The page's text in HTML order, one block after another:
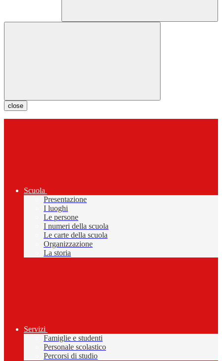
close
Scuola
Presentazione
I luoghi
Le persone
I numeri della scuola
Le carte della scuola
Organizzazione
La storia
Servizi
Famiglie e studenti
Personale scolastico
Percorsi di studio